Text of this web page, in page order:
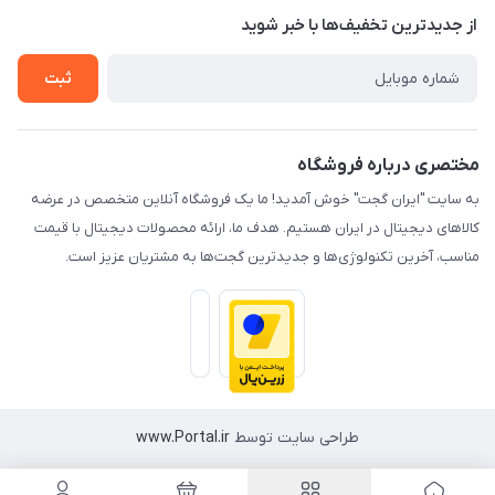
درباره ما
راهنما
از جدید‌ترین تخفیف‌ها با‌ خبر شوید
ثبت
مختصری درباره فروشگاه
به سایت "ایران گجت" خوش آمدید! ما یک فروشگاه آنلاین متخصص در عرضه
کالاهای دیجیتال در ایران هستیم. هدف ما، ارائه محصولات دیجیتال با قیمت
مناسب، آخرین تکنولوژی‌ها و جدیدترین گجت‌ها به مشتریان عزیز است.
طراحی سایت توسط www.Portal.ir